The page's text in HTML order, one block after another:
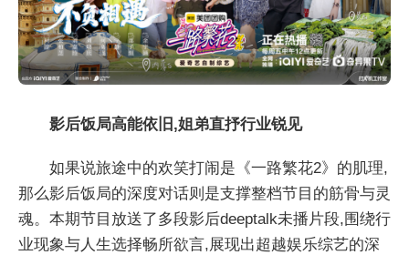
影后饭局高能依旧,姐弟直抒行业锐见
如果说旅途中的欢笑打闹是《一路繁花2》的肌理,
那么影后饭局的深度对话则是支撑整档节目的筋骨与灵
魂。本期节目放送了多段影后deeptalk未播片段,围绕行
业现象与人生选择畅所欲言,展现出超越娱乐综艺的深